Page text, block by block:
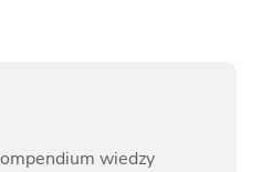
wiedzy